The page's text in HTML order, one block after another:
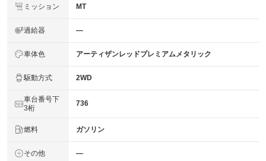
ミッション MT
過給器 ―
車体色 アーティザンレッドプレミアムメタリック
駆動方式 2WD
車台番号下
3桁
736
燃料 ガソリン
その他 ―